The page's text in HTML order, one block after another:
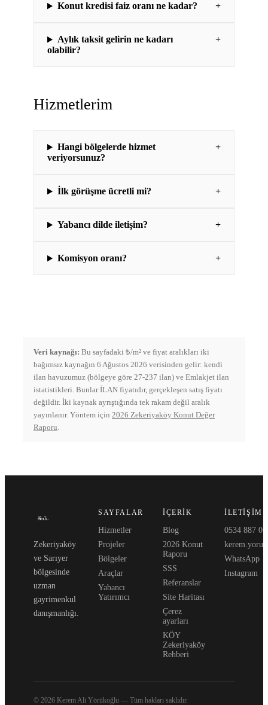
Konut kredisi faiz oranı ne kadar? +
Aylık taksit gelirin ne kadarı
olabilir?
+
Hizmetlerim
Hangi bölgelerde hizmet
veriyorsunuz?
+
İlk görüşme ücretli mi? +
Yabancı dilde iletişim? +
Komisyon oranı? +
Veri kaynağı: Bu sayfadaki ₺/m² ve fiyat aralıkları iki
bağımsız kaynağın 6 Ağustos 2026 verisinden gelir: kendi
ilan havuzumuz (bölgeye göre 27-237 ilan) ve Emlakjet ilan
istatistikleri. Bunlar İLAN fiyatıdır, gerçekleşen satış fiyatı
değildir. İki kaynak ayrıştığında tek rakam değil aralık
yayınlanır. Yöntem için 2026 Zekeriyaköy Konut Değer
Raporu.
Zekeriyaköy
ve Sarıyer
bölgesinde
uzman
gayrimenkul
danışmanlığı.
SAYFALAR
Hizmetler
Projeler
Bölgeler
Araçlar
Yabancı
Yatırımcı
İÇERIK
Blog
2026 Konut
Raporu
SSS
Referanslar
Site Haritası
Çerez
ayarları
KÖY
Zekeriyaköy
Rehberi
İLETIŞIM
0534 887
WhatsApp
Instagram
© 2026 Kerem Ali Yörükoğlu — Tüm hakları saklıdır.